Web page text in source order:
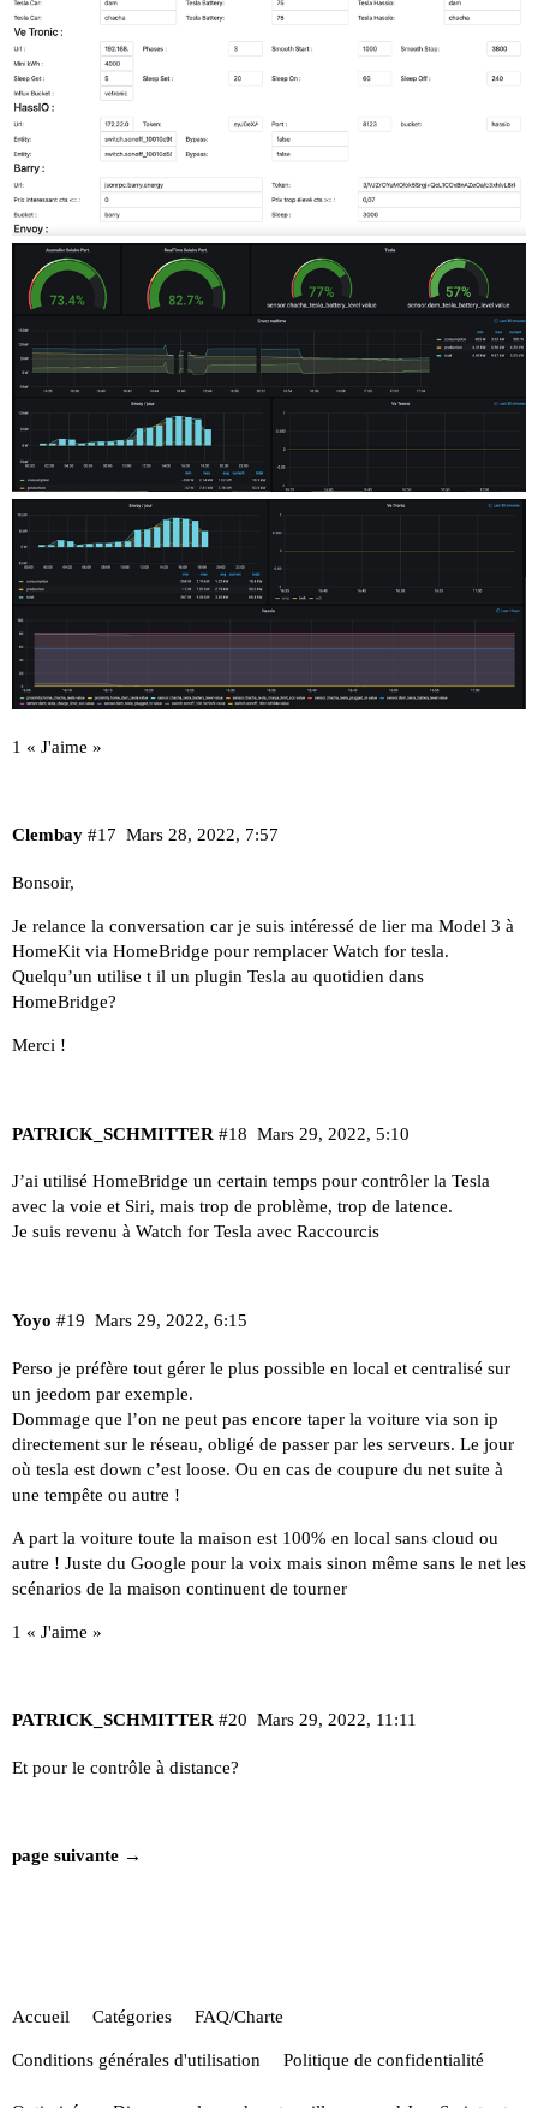
1 « J'aime »
Clembay Mars 28, 2022, 7:57
#17
Bonsoir,
Je relance la conversation car je suis intéressé de lier ma Model 3 à
HomeKit via HomeBridge pour remplacer Watch for tesla.
Quelqu’un utilise t il un plugin Tesla au quotidien dans
HomeBridge?
Merci !
PATRICK_SCHMITTER Mars 29, 2022, 5:10
#18
J’ai utilisé HomeBridge un certain temps pour contrôler la Tesla
avec la voie et Siri, mais trop de problème, trop de latence.
Je suis revenu à Watch for Tesla avec Raccourcis
Yoyo Mars 29, 2022, 6:15
#19
Perso je préfère tout gérer le plus possible en local et centralisé sur
un jeedom par exemple.
Dommage que l’on ne peut pas encore taper la voiture via son ip
directement sur le réseau, obligé de passer par les serveurs. Le jour
où tesla est down c’est loose. Ou en cas de coupure du net suite à
une tempête ou autre !
A part la voiture toute la maison est 100% en local sans cloud ou
autre ! Juste du Google pour la voix mais sinon même sans le net les
scénarios de la maison continuent de tourner
1 « J'aime »
PATRICK_SCHMITTER Mars 29, 2022, 11:11
#20
Et pour le contrôle à distance?
page suivante →
Accueil Catégories FAQ/Charte
Conditions générales d'utilisation Politique de confidentialité